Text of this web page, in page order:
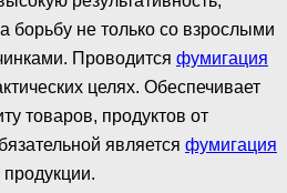
борьбу не только со взрослыми
Проводится фумигация
целях. Обеспечивает
товаров, продуктов от
является фумигация